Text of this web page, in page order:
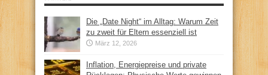
Die „Date Night“ im Alltag: Warum Zeit
zu zweit für Eltern essenziell ist
März 12, 2026
Inflation, Energiepreise und private